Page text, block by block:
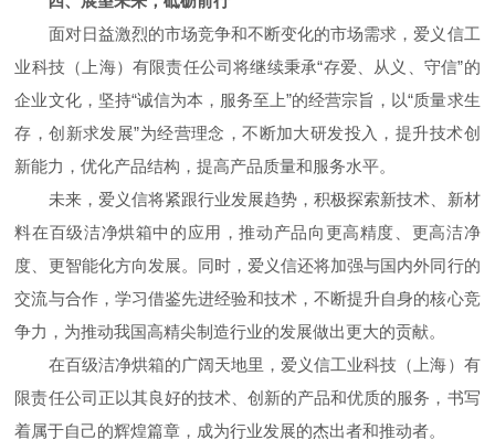
面对日益激烈的市场竞争和不断变化的市场需求，爱义信工
业科技（上海）有限责任公司将继续秉承“存爱、从义、守信”的
企业文化，坚持“诚信为本，服务至上”的经营宗旨，以“质量求生
存，创新求发展”为经营理念，不断加大研发投入，提升技术创
新能力，优化产品结构，提高产品质量和服务水平。
未来，爱义信将紧跟行业发展趋势，积极探索新技术、新材
料在百级洁净烘箱中的应用，推动产品向更高精度、更高洁净
度、更智能化方向发展。同时，爱义信还将加强与国内外同行的
交流与合作，学习借鉴先进经验和技术，不断提升自身的核心竞
争力，为推动我国高精尖制造行业的发展做出更大的贡献。
在百级洁净烘箱的广阔天地里，爱义信工业科技（上海）有
限责任公司正以其良好的技术、创新的产品和优质的服务，书写
着属于自己的辉煌篇章，成为行业发展的杰出者和推动者。